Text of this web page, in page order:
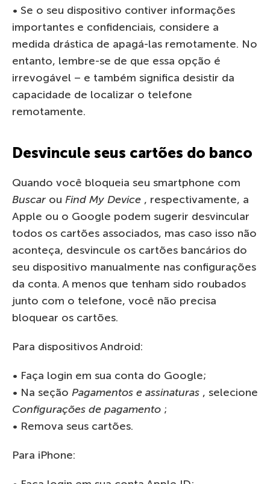
• Se o seu dispositivo contiver informações
importantes e confidenciais, considere a
medida drástica de apagá-las remotamente. No
entanto, lembre-se de que essa opção é
irrevogável – e também significa desistir da
capacidade de localizar o telefone
remotamente.
Desvincule seus cartões do banco
Quando você bloqueia seu smartphone com
Buscar ou Find My Device , respectivamente, a
Apple ou o Google podem sugerir desvincular
todos os cartões associados, mas caso isso não
aconteça, desvincule os cartões bancários do
seu dispositivo manualmente nas configurações
da conta. A menos que tenham sido roubados
junto com o telefone, você não precisa
bloquear os cartões.
Para dispositivos Android:
• Faça login em sua conta do Google;
• Na seção Pagamentos e assinaturas , selecione
Configurações de pagamento ;
• Remova seus cartões.
Para iPhone: